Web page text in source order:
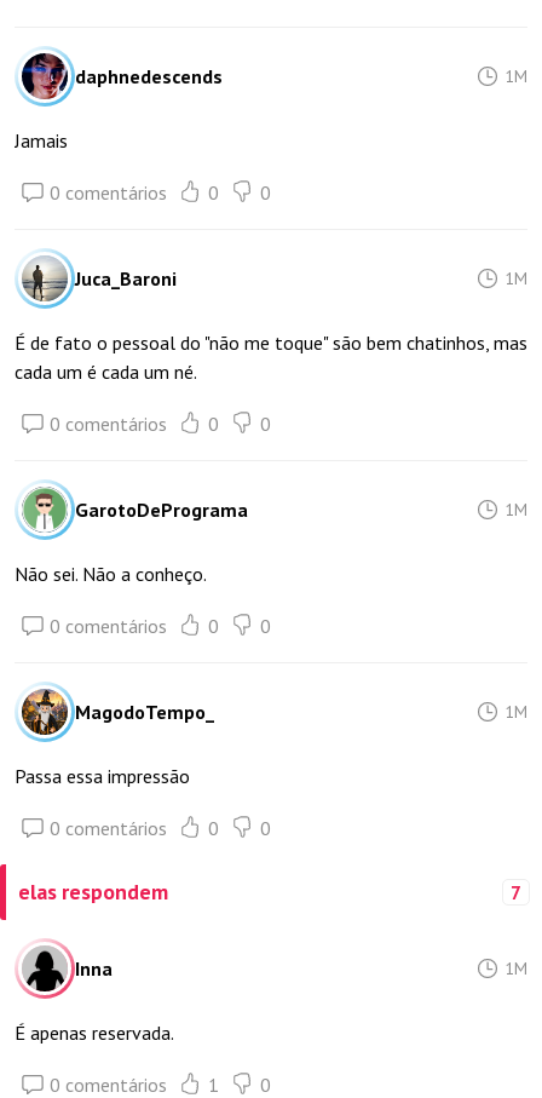
daphnedescends 1M
Jamais
0 comentários 0 0
Juca_Baroni 1M
É de fato o pessoal do "não me toque" são bem chatinhos, mas
cada um é cada um né.
0 comentários 0 0
GarotoDePrograma 1M
Não sei. Não a conheço.
0 comentários 0 0
MagodoTempo_ 1M
Passa essa impressão
0 comentários 0 0
elas respondem 7
Inna 1M
É apenas reservada.
0 comentários 1 0